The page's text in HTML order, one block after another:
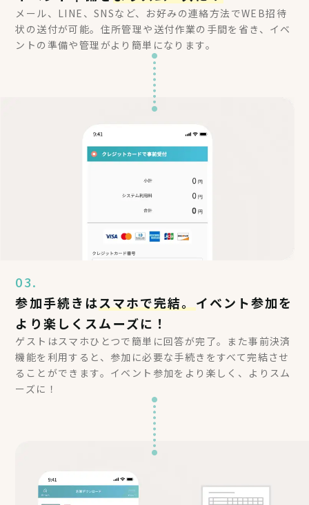
メール、LINE、SNSなど、お好みの連絡方法でWEB招待
状の送付が可能。住所管理や送付作業の手間を省き、イベ
ントの準備や管理がより簡単になります。
03.
参加手続きはスマホで完結。 イベント参加を
より楽しくスムーズに！
ゲストはスマホひとつで簡単に回答が完了。また事前決済
機能を利用すると、参加に必要な手続きをすべて完結させ
ることができます。イベント参加をより楽しく、よりスム
ーズに！